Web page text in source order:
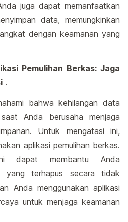
juga dapat memanfaatkan
data, memungkinkan
dengan keamanan yang
Pemulihan Berkas: Jaga
.
bahwa kehilangan data
Anda berusaha menjaga
Untuk mengatasi ini,
aplikasi pemulihan berkas.
dapat membantu Anda
yang terhapus secara tidak
Anda menggunakan aplikasi
untuk menjaga keamanan